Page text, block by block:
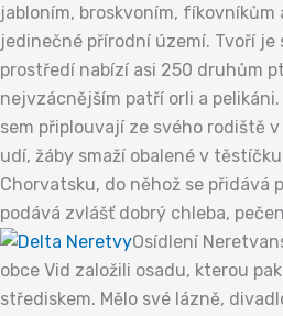
jabloním, broskvoním,
jedinečné přírodní území. Tvoří
prostředí nabízí asi 250 druhům
nejvzácnějším patří orli a
sem připlouvají ze svého rodiště
udí, žáby smaží obalené v
Chorvatsku, do něhož se přidává
podává zvlášť dobrý chleba,
Osídlení
obce Vid založili osadu, kterou
střediskem. Mělo své lázně,